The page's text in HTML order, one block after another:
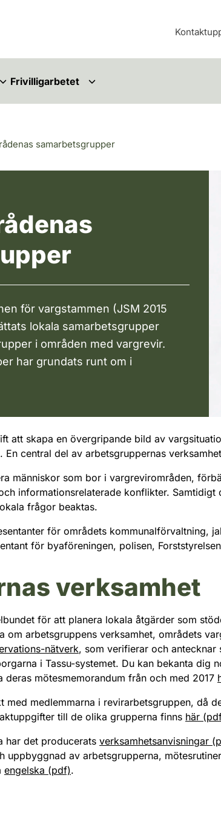
Frivilligarbetet
samarbetsgrupper
för vargstammen (JSM 2015
lokala samarbetsgrupper
i områden med vargrevir.
har grundats runt om i
att skapa en övergripande bild av
central del av arbetsgruppernas
människor som bor i vargrevirområden,
informationsrelaterade konflikter.
frågor beaktas.
för områdets kommunalförvaltning,
för byaföreningen, polisen,
verksamhet
för att planera lokala åtgärder som
om arbetsgruppens verksamhet, områdets
nätverk, som verifierar och antecknar
i Tassu-systemet. Du kan bekanta dig
mötesmemorandum från och med 2017
med medlemmarna i revirarbetsgruppen, då
till de olika grupperna finns här
har det producerats verksamhetsanvisningar
uppbyggnad av arbetsgrupperna,
engelska (pdf).